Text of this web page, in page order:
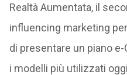
Realtà Aumentata, il
influencing marketing
di presentare un piano
i modelli più utilizzati